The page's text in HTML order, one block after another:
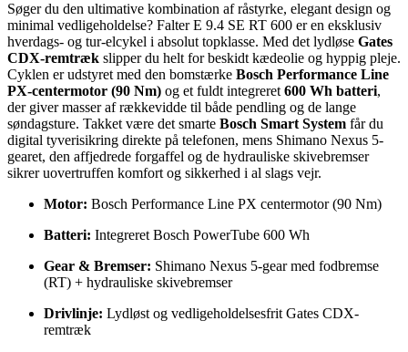
Søger du den ultimative kombination af råstyrke, elegant design og
minimal vedligeholdelse? Falter E 9.4 SE RT 600 er en eksklusiv
hverdags- og tur-elcykel i absolut topklasse. Med det lydløse Gates
CDX-remtræk slipper du helt for beskidt kædeolie og hyppig pleje.
Cyklen er udstyret med den bomstærke Bosch Performance Line
PX-centermotor (90 Nm) og et fuldt integreret 600 Wh batteri,
der giver masser af rækkevidde til både pendling og de lange
søndagsture. Takket være det smarte Bosch Smart System får du
digital tyverisikring direkte på telefonen, mens Shimano Nexus 5-
gearet, den affjedrede forgaffel og de hydrauliske skivebremser
sikrer uovertruffen komfort og sikkerhed i al slags vejr.
Motor: Bosch Performance Line PX centermotor (90 Nm)
Batteri: Integreret Bosch PowerTube 600 Wh
Gear & Bremser: Shimano Nexus 5-gear med fodbremse
(RT) + hydrauliske skivebremser
Drivlinje: Lydløst og vedligeholdelsesfrit Gates CDX-
remtræk